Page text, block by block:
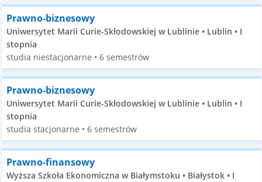
Prawno-biznesowy
Uniwersytet Marii Curie-Skłodowskiej w Lublinie • Lublin • I
stopnia
studia niestacjonarne • 6 semestrów
Prawno-biznesowy
Uniwersytet Marii Curie-Skłodowskiej w Lublinie • Lublin • I
stopnia
studia stacjonarne • 6 semestrów
Prawno-finansowy
Wyższa Szkoła Ekonomiczna w Białymstoku • Białystok • I